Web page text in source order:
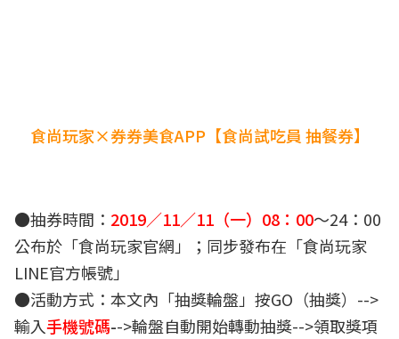
食尚玩家×券券美食APP【食尚試吃員 抽餐券】
●抽券時間： 2019／11／11（一）08：00～24：00
公布於「食尚玩家官網」；同步發布在「食尚玩家
LINE官方帳號」
●活動方式：本文內「抽獎輪盤」按GO（抽獎）-->
輸入手機號碼-->輪盤自動開始轉動抽獎-->領取獎項